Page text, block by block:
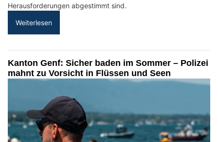
Herausforderungen abgestimmt sind.
Weiterlesen
Kanton Genf: Sicher baden im Sommer – Polizei
mahnt zu Vorsicht in Flüssen und Seen